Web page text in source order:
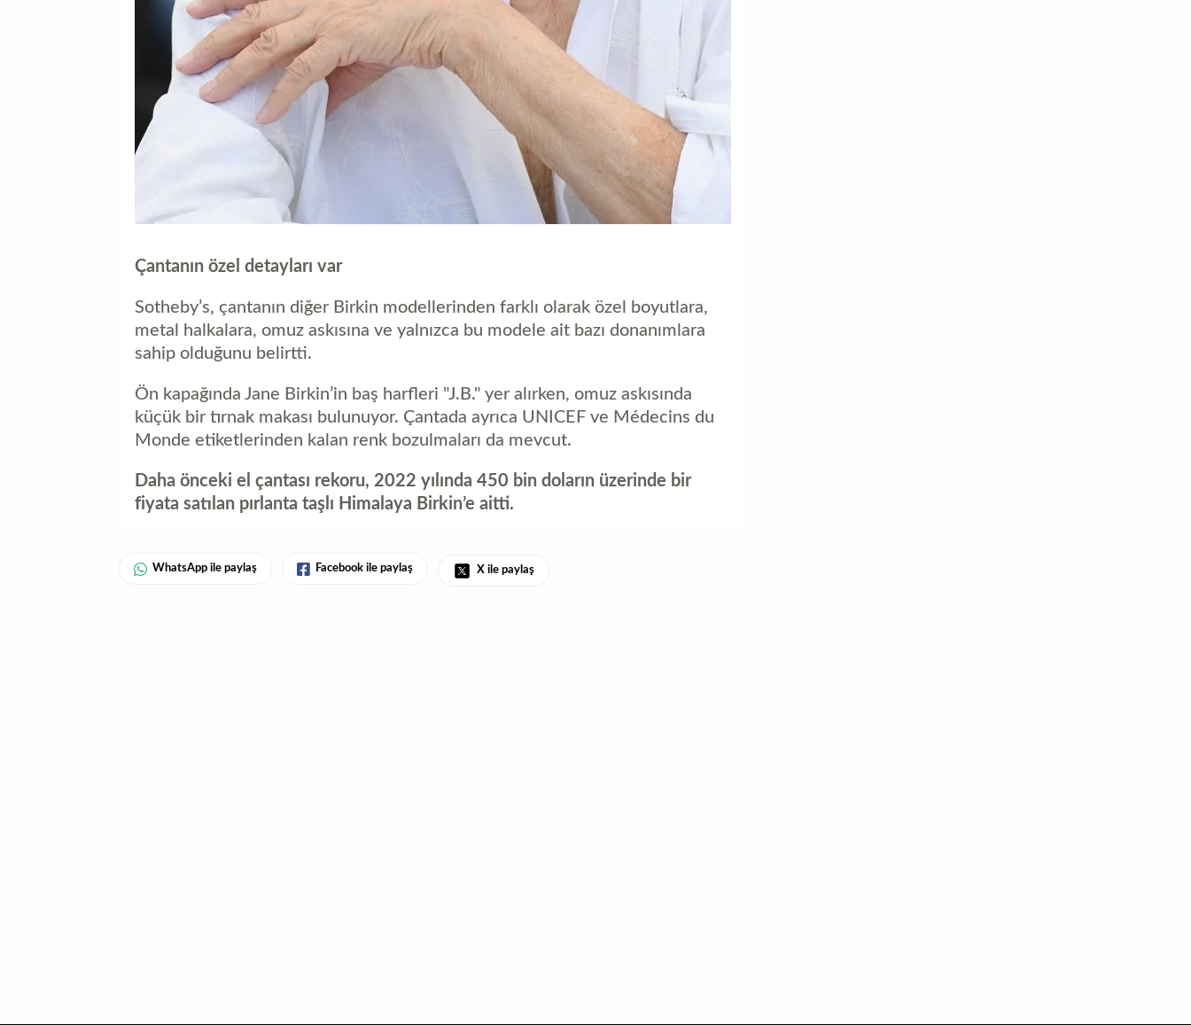
Çantanın özel detayları var
Sotheby’s, çantanın diğer Birkin modellerinden farklı olarak özel boyutlara,
metal halkalara, omuz askısına ve yalnızca bu modele ait bazı donanımlara
sahip olduğunu belirtti.
Ön kapağında Jane Birkin’in baş harfleri "J.B." yer alırken, omuz askısında
küçük bir tırnak makası bulunuyor. Çantada ayrıca UNICEF ve Médecins du
Monde etiketlerinden kalan renk bozulmaları da mevcut.
Daha önceki el çantası rekoru, 2022 yılında 450 bin doların üzerinde bir
fiyata satılan pırlanta taşlı Himalaya Birkin’e aitti.
WhatsApp ile paylaş Facebook ile paylaş X ile paylaş